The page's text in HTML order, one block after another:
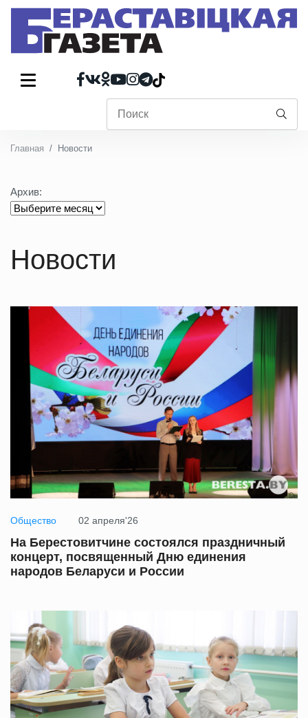
Главная Новости
Архив:
Новости
Общество 02 апреля'26
На Берестовитчине состоялся праздничный
концерт, посвященный Дню единения
народов Беларуси и России